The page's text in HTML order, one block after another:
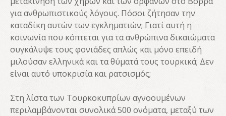
για ανθρωπιστικούς λόγους. Πόσοι ζήτησαν την
καταδίκη αυτών των εγκληματιών; Γιατί αυτή η
κοινωνία που κόπτεται για τα ανθρώπινα δικαιώματα
συγκάλυψε τους φονιάδες απλώς και μόνο επειδή
μιλούσαν ελληνικά και τα θύματά τους τουρκικά; Δεν
είναι αυτό υποκρισία και ρατσισμός;
Στη λίστα των Τουρκοκυπρίων αγνοουμένων
περιλαμβάνονται συνολικά 500 ονόματα, μεταξύ των